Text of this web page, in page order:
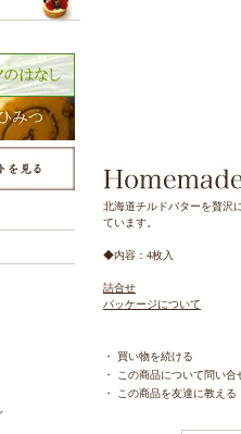
北海道チルドバターを贅沢
ています。
◆内容：4枚入
詰合せ
パッケージについて
・ 買い物を続ける
・
この商品について問い合
・
この商品を友達に教える